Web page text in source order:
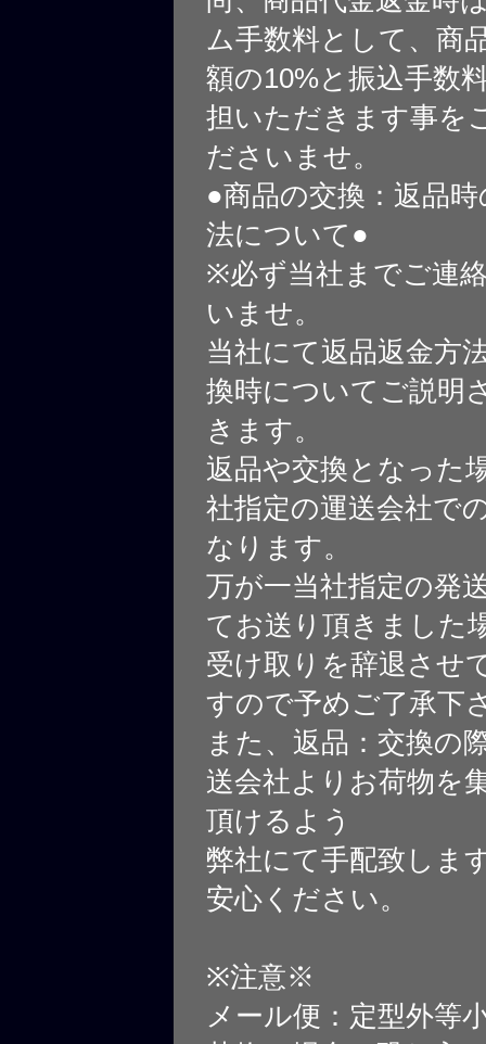
ム手数料として、商
額の10%と振込手数
担いただきます事を
ださいませ。
●商品の交換：返品
法について●
※必ず当社までご連
いませ。
当社にて返品返金方
換時についてご説明
きます。
返品や交換となった
社指定の運送会社で
なります。
万が一当社指定の発
てお送り頂きました
受け取りを辞退させ
すので予めご了承下
また、返品：交換の
送会社よりお荷物を
頂けるよう
弊社にて手配致しま
安心ください。
※注意※
メール便：定型外等